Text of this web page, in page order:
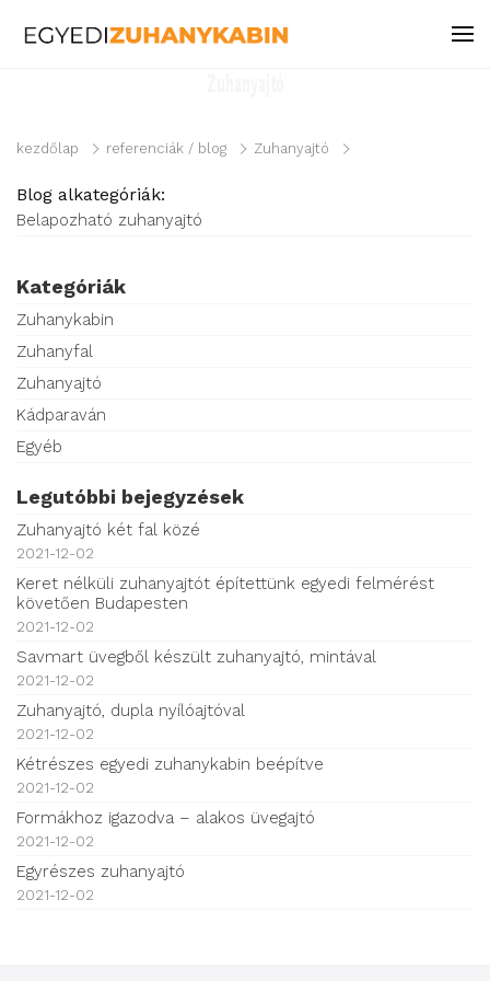
kezdőlap referenciák / blog Zuhanyajtó
Blog alkategóriák:
Belapozható zuhanyajtó
Kategóriák
Zuhanykabin
Zuhanyfal
Zuhanyajtó
Kádparaván
Egyéb
Legutóbbi bejegyzések
Zuhanyajtó két fal közé
2021-12-02
Keret nélküli zuhanyajtót építettünk egyedi felmérést
követően Budapesten
2021-12-02
Savmart üvegből készült zuhanyajtó, mintával
2021-12-02
Zuhanyajtó, dupla nyílóajtóval
2021-12-02
Kétrészes egyedi zuhanykabin beépítve
2021-12-02
Formákhoz igazodva – alakos üvegajtó
2021-12-02
Egyrészes zuhanyajtó
2021-12-02